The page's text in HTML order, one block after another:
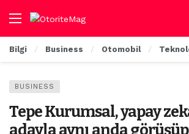
Bilgi Business Otomobil
BUSINESS
Tepe Kurumsal, yapay
adayla aynı anda